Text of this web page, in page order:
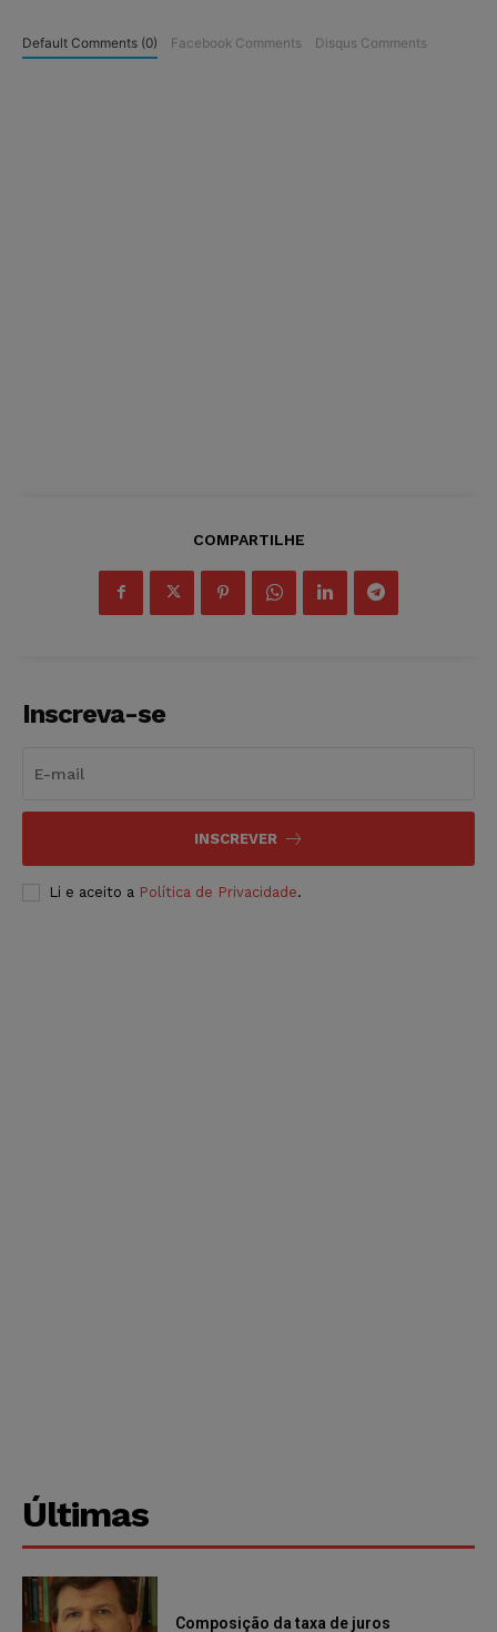
Default Comments (0) Facebook Comments Disqus Comments
COMPARTILHE
Inscreva-se
INSCREVER
Li e aceito a Política de Privacidade.
Últimas
Composição da taxa de juros